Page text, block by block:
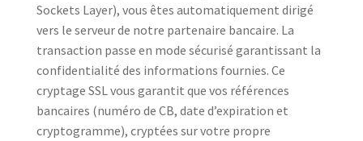
Sockets Layer), vous êtes automatiquement dirigé
vers le serveur de notre partenaire bancaire. La
transaction passe en mode sécurisé garantissant la
confidentialité des informations fournies. Ce
cryptage SSL vous garantit que vos références
bancaires (numéro de CB, date d’expiration et
cryptogramme), cryptées sur votre propre